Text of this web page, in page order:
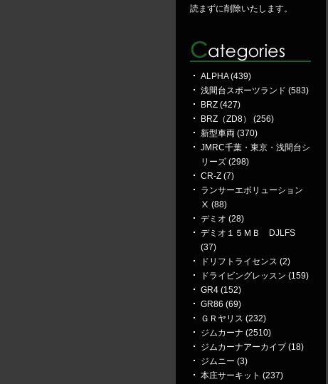
読まずに削除いたします。
ALPHA (439)
浅間台スポーツランド (583)
BRZ (427)
BRZ（ZD8） (256)
新型車両 (370)
JMRC千葉・東京・浅間台シ
リーズ (298)
CR-Z (7)
ランサーエボリューション
Ⅹ (88)
デミオ (28)
デミオ１５ＭＢ DJLFS
(37)
ドリフトライセンス (2)
ドライビングレッスン (159)
GR4 (152)
GR86 (69)
ＧＲヤリス (232)
ジムカーナ (2510)
ジムカーナアーカイブ (18)
ジムニー (3)
本庄サーキット (237)